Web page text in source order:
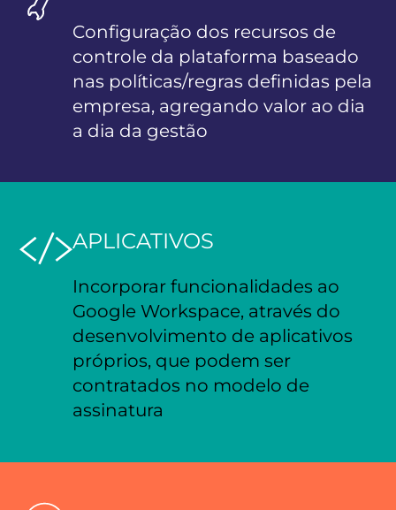
Configuração dos recursos de
controle da plataforma baseado
nas políticas/regras definidas pela
empresa, agregando valor ao dia
a dia da gestão
APLICATIVOS
Incorporar funcionalidades ao
Google Workspace, através do
desenvolvimento de aplicativos
próprios, que podem ser
contratados no modelo de
assinatura